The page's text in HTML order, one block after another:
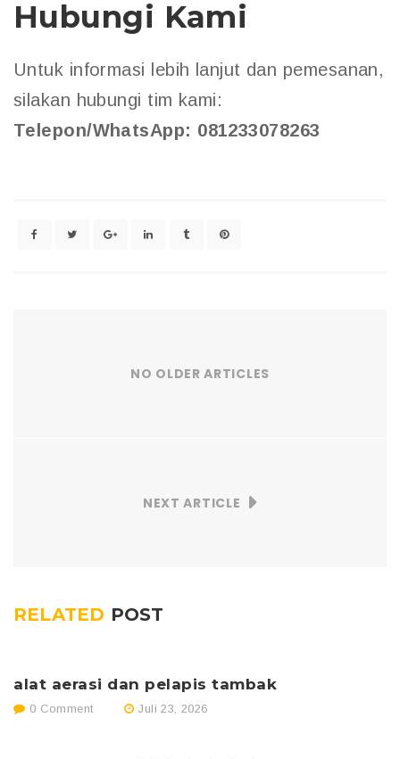
Hubungi Kami
Untuk informasi lebih lanjut dan pemesanan,
silakan hubungi tim kami:
Telepon/WhatsApp: 081233078263
NO OLDER ARTICLES
NEXT ARTICLE
RELATED POST
alat aerasi dan pelapis tambak
0 Comment Juli 23, 2026